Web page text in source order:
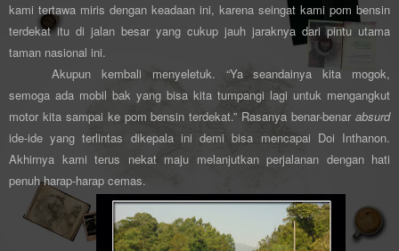
kami tertawa miris dengan keadaan ini, karena seingat kami pom bensin
terdekat itu di jalan besar yang cukup jauh jaraknya dari pintu utama
taman nasional ini.
Akupun kembali menyeletuk. “Ya seandainya kita mogok,
semoga ada mobil bak yang bisa kita tumpangi lagi untuk mengangkut
motor kita sampai ke pom bensin terdekat.” Rasanya benar-benar absurd
ide-ide yang terlintas dikepala ini demi bisa mencapai Doi Inthanon.
Akhirnya kami terus nekat maju melanjutkan perjalanan dengan hati
penuh harap-harap cemas.